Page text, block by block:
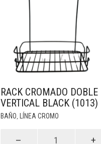
RACK CROMADO DOBLE
VERTICAL BLACK (1013)
BAÑO, LÍNEA CROMO
cromado